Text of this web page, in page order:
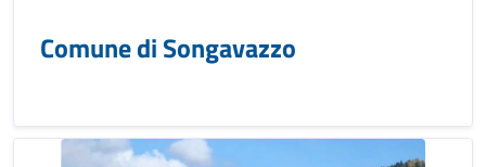
Comune di Songavazzo